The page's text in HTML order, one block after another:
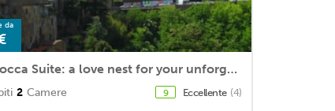
da
La Rocca Suite: a love nest for your unforgettable vacation
2 Camere 9 Eccellente (4)